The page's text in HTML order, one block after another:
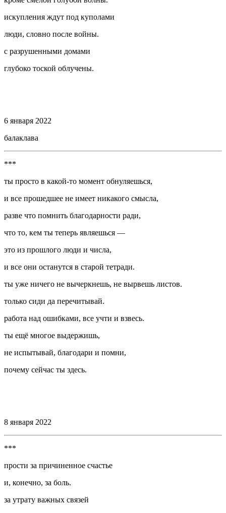
искупления ждут под куполами
люди, словно после войны.
с разрушенными домами
глубоко тоской облучены.
6 января 2022
балаклава
***
ты просто в какой-то момент обнуляешься,
и все прошедшее не имеет никакого смысла,
разве что помнить благодарности ради,
что то, кем ты теперь являешься —
это из прошлого люди и числа,
и все они останутся в старой тетради.
ты уже ничего не вычеркнешь, не вырвешь листов.
только сиди да перечитывай.
работа над ошибками, все учти и взвесь.
ты ещё многое выдержишь,
не испытывай, благодари и помни,
почему сейчас ты здесь.
8 января 2022
***
прости за причиненное счастье
и, конечно, за боль.
за утрату важных связей